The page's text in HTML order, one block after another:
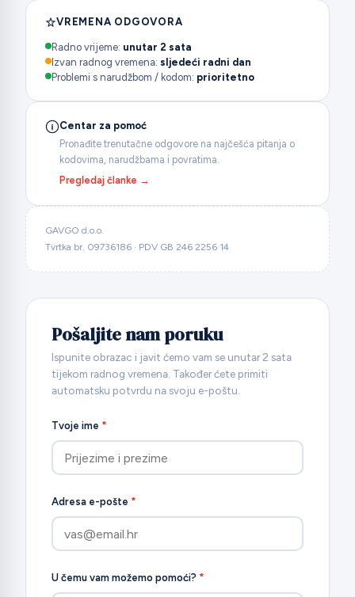
Pošaljite nam poruku
Ispunite obrazac i javit ćemo vam se unutar 2 sata
tijekom radnog vremena. Također ćete primiti
automatsku potvrdu na svoju e-poštu.
Tvoje ime *
Adresa e-pošte *
U čemu vam možemo pomoći? *
VREMENA ODGOVORA
Radno vrijeme: unutar 2 sata
Izvan radnog vremena: sljedeći radni dan
Problemi s narudžbom / kodom: prioritetno
Centar za pomoć
Pronađite trenutačne odgovore na najčešća pitanja o
kodovima, narudžbama i povratima.
Pregledaj članke →
GAVGO d.o.o.
Tvrtka br. 09736186 · PDV GB 246 2256 14